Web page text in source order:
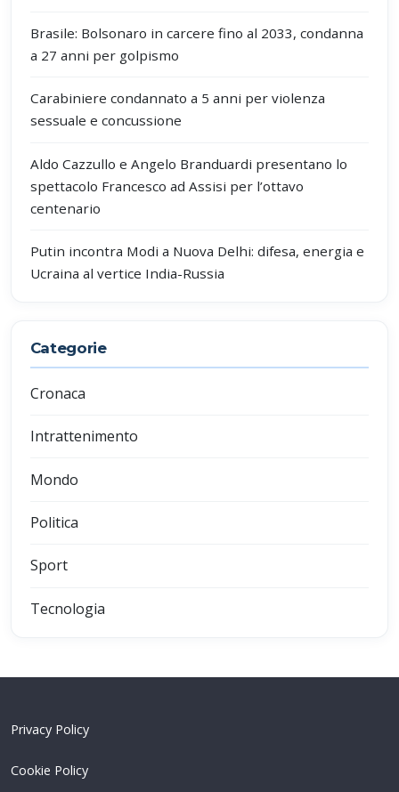
Brasile: Bolsonaro in carcere fino al 2033, condanna
a 27 anni per golpismo
Carabiniere condannato a 5 anni per violenza
sessuale e concussione
Aldo Cazzullo e Angelo Branduardi presentano lo
spettacolo Francesco ad Assisi per l’ottavo
centenario
Putin incontra Modi a Nuova Delhi: difesa, energia e
Ucraina al vertice India-Russia
Categorie
Cronaca
Intrattenimento
Mondo
Politica
Sport
Tecnologia
Privacy Policy
Cookie Policy